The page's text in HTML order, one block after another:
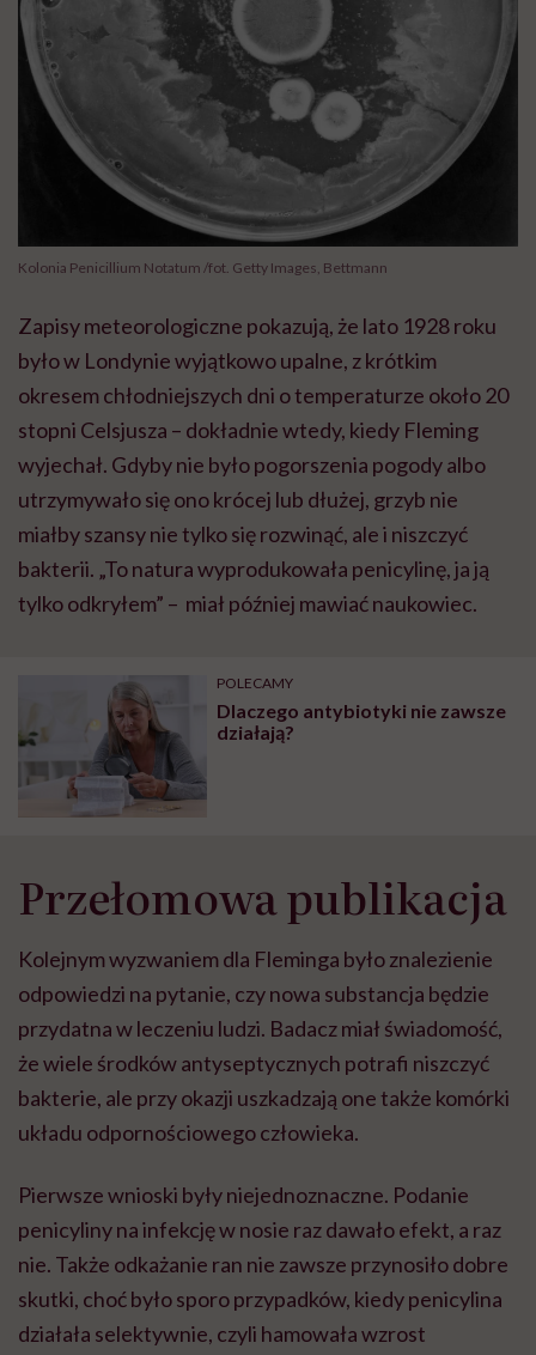
Kolonia Penicillium Notatum /fot. Getty Images, Bettmann
Zapisy meteorologiczne pokazują, że lato 1928 roku
było w Londynie wyjątkowo upalne, z krótkim
okresem chłodniejszych dni o temperaturze około 20
stopni Celsjusza – dokładnie wtedy, kiedy Fleming
wyjechał. Gdyby nie było pogorszenia pogody albo
utrzymywało się ono krócej lub dłużej, grzyb nie
miałby szansy nie tylko się rozwinąć, ale i niszczyć
bakterii. „To natura wyprodukowała penicylinę, ja ją
tylko odkryłem” – miał później mawiać naukowiec.
POLECAMY
Dlaczego antybiotyki nie zawsze
działają?
Przełomowa publikacja
Kolejnym wyzwaniem dla Fleminga było znalezienie
odpowiedzi na pytanie, czy nowa substancja będzie
przydatna w leczeniu ludzi. Badacz miał świadomość,
że wiele środków antyseptycznych potrafi niszczyć
bakterie, ale przy okazji uszkadzają one także komórki
układu odpornościowego człowieka.
Pierwsze wnioski były niejednoznaczne. Podanie
penicyliny na infekcję w nosie raz dawało efekt, a raz
nie. Także odkażanie ran nie zawsze przynosiło dobre
skutki, choć było sporo przypadków, kiedy penicylina
działała selektywnie, czyli hamowała wzrost